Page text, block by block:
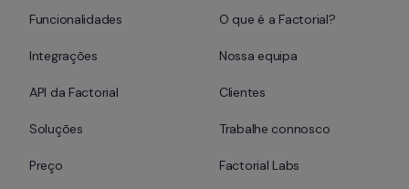
Funcionalidades
Integrações
API da Factorial
Soluções
Preço
O que é a Factorial?
Nossa equipa
Clientes
Trabalhe connosco
Factorial Labs